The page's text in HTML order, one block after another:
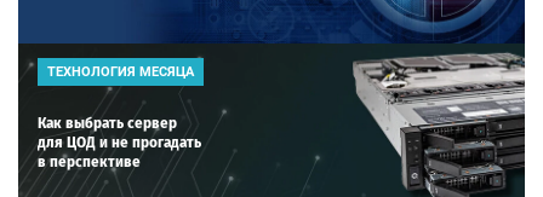
ТЕХНОЛОГИЯ МЕСЯЦА
Как выбрать сервер
для ЦОД и не прогадать
в перспективе